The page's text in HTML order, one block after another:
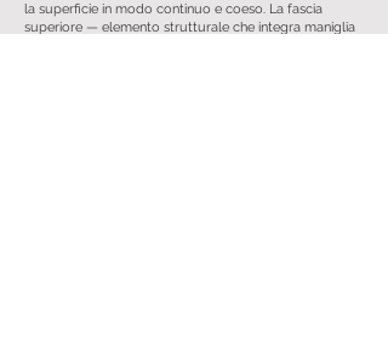
la superficie in modo continuo e coeso. La fascia
superiore — elemento strutturale che integra maniglia